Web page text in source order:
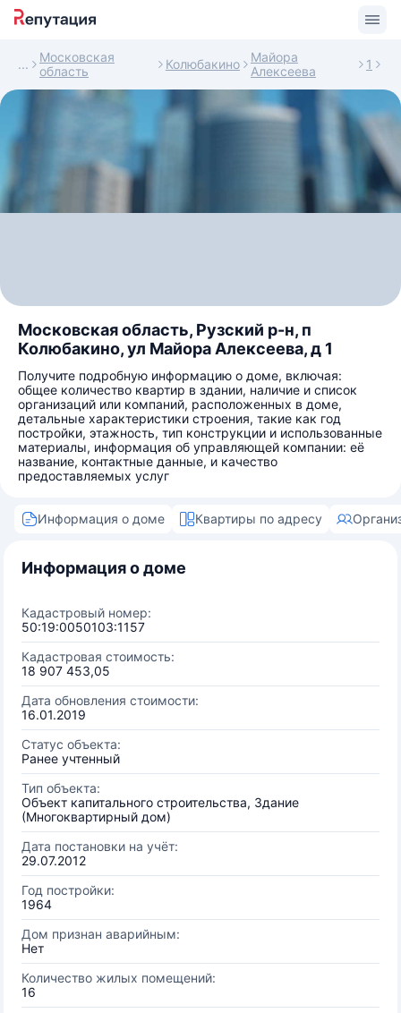
Московская
область
Колюбакино
Майора
Алексеева
1
Московская область, Рузский р-н, п
Колюбакино, ул Майора Алексеева, д 1
Получите подробную информацию о доме, включая:
общее количество квартир в здании, наличие и список
организаций или компаний, расположенных в доме,
детальные характеристики строения, такие как год
постройки, этажность, тип конструкции и использованные
материалы, информация об управляющей компании: её
название, контактные данные, и качество
предоставляемых услуг
Информация о доме Квартиры по адресу
Информация о доме
Кадастровый номер:
50:19:0050103:1157
Кадастровая стоимость:
18 907 453,05
Дата обновления стоимости:
16.01.2019
Статус объекта:
Ранее учтенный
Тип объекта:
Объект капитального строительства, Здание
(Многоквартирный дом)
Дата постановки на учёт:
29.07.2012
Год постройки:
1964
Дом признан аварийным:
Нет
Количество жилых помещений:
16